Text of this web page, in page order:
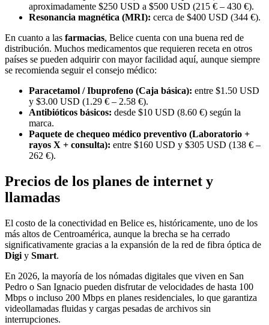
aproximadamente $250 USD a $500 USD (215 € – 430 €).
Resonancia magnética (MRI): cerca de $400 USD (344 €).
En cuanto a las farmacias, Belice cuenta con una buena red de
distribución. Muchos medicamentos que requieren receta en otros
países se pueden adquirir con mayor facilidad aquí, aunque siempre
se recomienda seguir el consejo médico:
Paracetamol / Ibuprofeno (Caja básica): entre $1.50 USD
y $3.00 USD (1.29 € – 2.58 €).
Antibióticos básicos: desde $10 USD (8.60 €) según la
marca.
Paquete de chequeo médico preventivo (Laboratorio +
rayos X + consulta): entre $160 USD y $305 USD (138 € –
262 €).
Precios de los planes de internet y
llamadas
El costo de la conectividad en Belice es, históricamente, uno de los
más altos de Centroamérica, aunque la brecha se ha cerrado
significativamente gracias a la expansión de la red de fibra óptica de
Digi y Smart.
En 2026, la mayoría de los nómadas digitales que viven en San
Pedro o San Ignacio pueden disfrutar de velocidades de hasta 100
Mbps o incluso 200 Mbps en planes residenciales, lo que garantiza
videollamadas fluidas y cargas pesadas de archivos sin
interrupciones.